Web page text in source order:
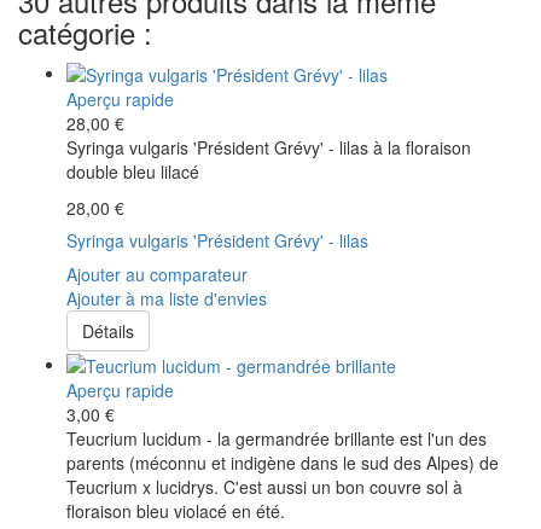
catégorie :
Aperçu rapide
28,00 €
Syringa vulgaris 'Président Grévy' - lilas à la floraison
double bleu lilacé
28,00 €
Syringa vulgaris 'Président Grévy' - lilas
Ajouter au comparateur
Ajouter à ma liste d'envies
Détails
Aperçu rapide
3,00 €
Teucrium lucidum - la germandrée brillante est l'un des
parents (méconnu et indigène dans le sud des Alpes) de
Teucrium x lucidrys. C'est aussi un bon couvre sol à
floraison bleu violacé en été.